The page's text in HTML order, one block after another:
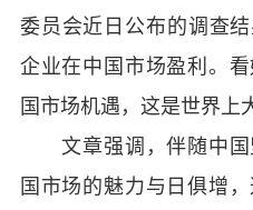
委员会近日公布的调查
企业在中国市场盈利。
国市场机遇，这是世界上
文章强调，伴随中国
国市场的魅力与日俱增